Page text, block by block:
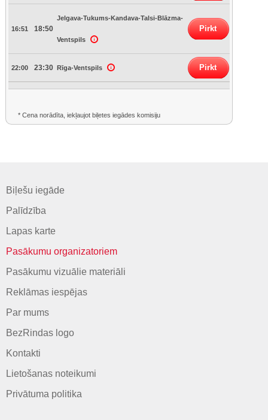
16:51 18:50
Jelgava-Tukums-Kandava-Talsi-Blāzma-
Ventspils
Pirkt
22:00 23:30 Rīga-Ventspils Pirkt
* Cena norādīta, iekļaujot biļetes iegādes komisiju
Biļešu iegāde
Palīdzība
Lapas karte
Pasākumu organizatoriem
Pasākumu vizuālie materiāli
Reklāmas iespējas
Par mums
BezRindas logo
Kontakti
Lietošanas noteikumi
Privātuma politika